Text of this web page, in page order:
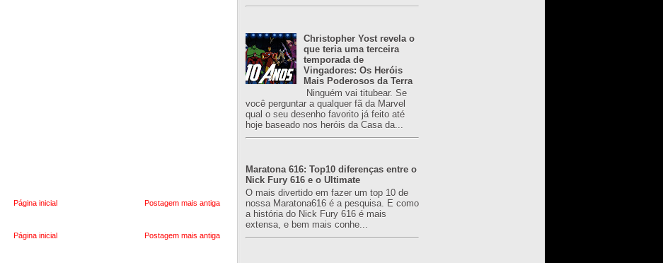
Postagem mais antiga
Página inicial
Postagem mais antiga
Página inicial
Christopher Yost revela o
que teria uma terceira
temporada de
Vingadores: Os Heróis
Mais Poderosos da Terra
Ninguém vai titubear. Se
você perguntar a qualquer fã da Marvel
qual o seu desenho favorito já feito até
hoje baseado nos heróis da Casa da...
Maratona 616: Top10 diferenças entre o
Nick Fury 616 e o Ultimate
O mais divertido em fazer um top 10 de
nossa Maratona616 é a pesquisa. E como
a história do Nick Fury 616 é mais
extensa, e bem mais conhe...